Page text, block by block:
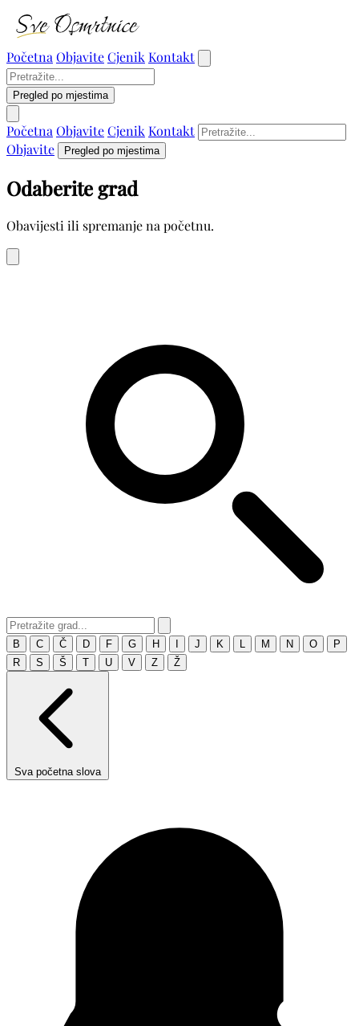
Početna ObjaviteCjenik Kontakt
Pregled po mjestima
Početna ObjaviteCjenik Kontakt
Objavite
Pregled po mjestima
Odaberite grad
Obavijesti ili spremanje na početnu.
B C Č D F G H J K M N O
P
R
S Š T U V Z Ž
Sva početna slova